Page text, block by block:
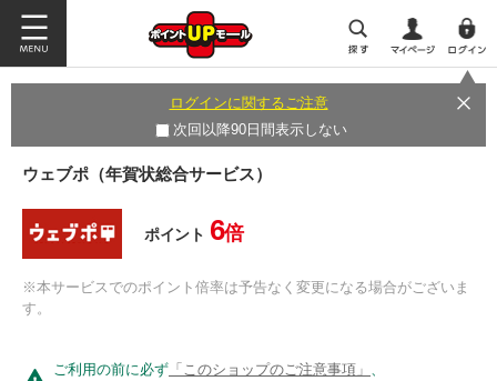
ログインに関するご注意
次回以降90日間表示しない
ウェブポ（年賀状総合サービス）
ポイント 6倍
※本サービスでのポイント倍率は予告なく変更になる場合がございま
す。
ご利用の前に必ず 「このショップのご注意事項」 、